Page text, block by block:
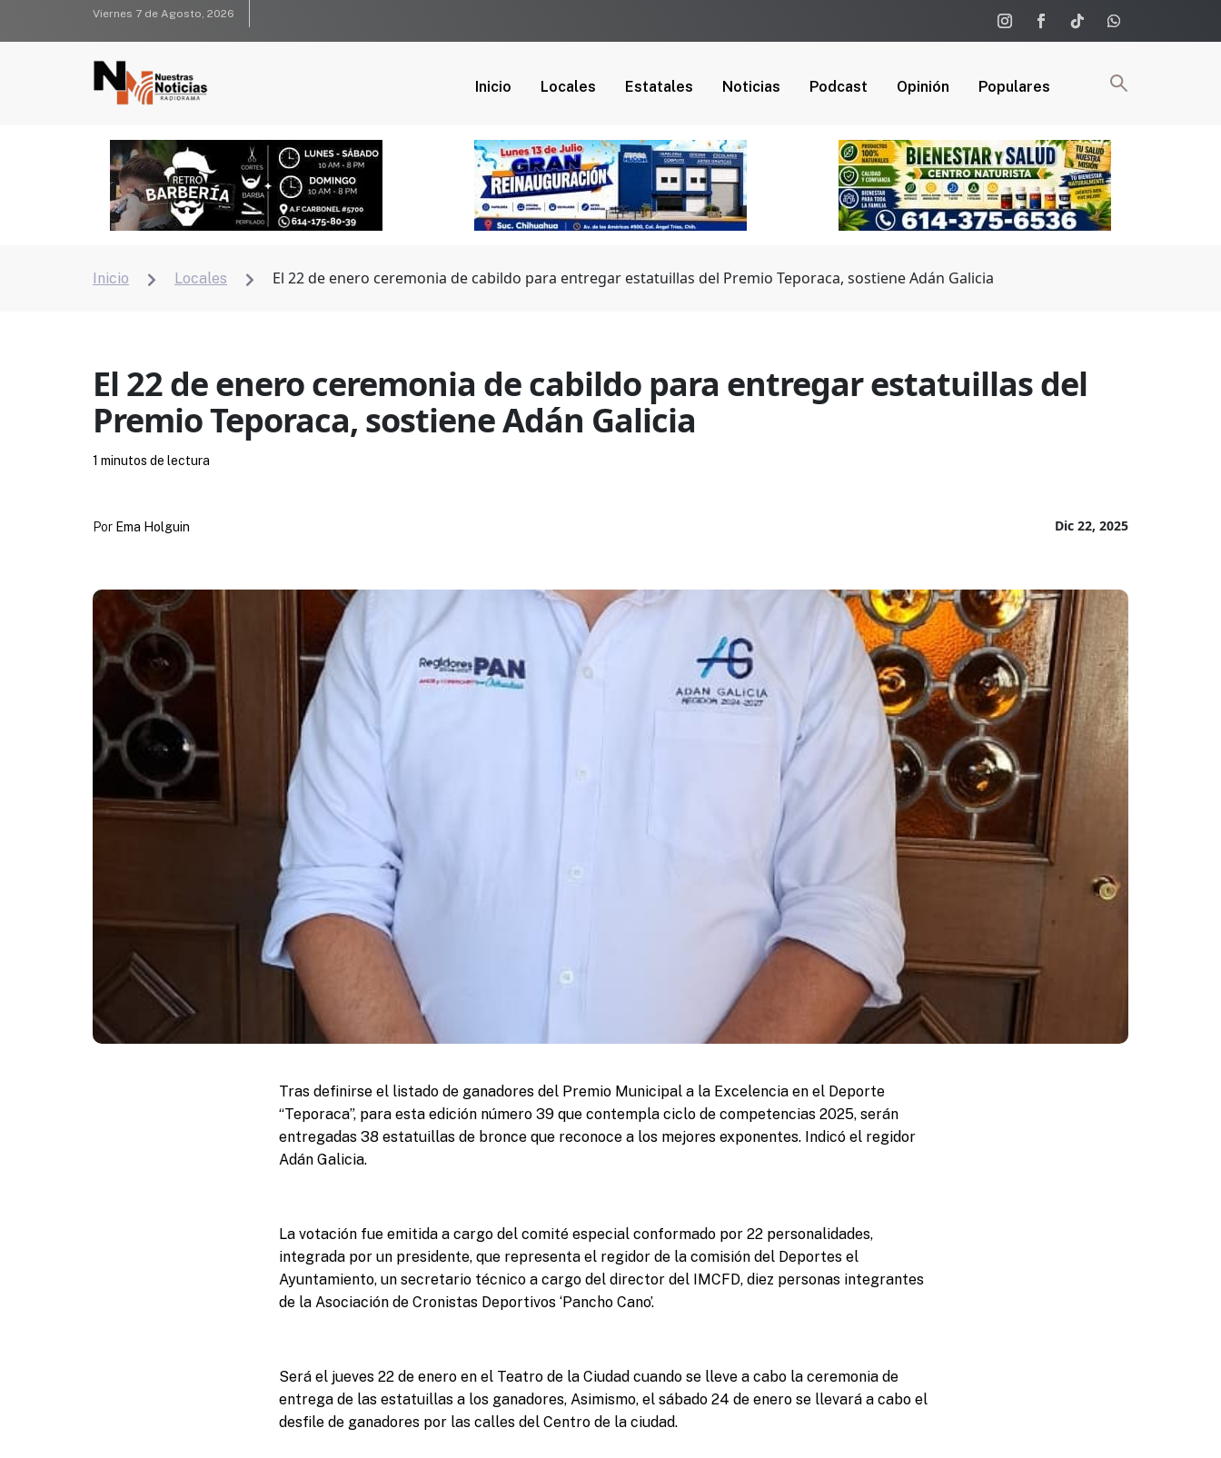
Viernes 7 de Agosto, 2026
Inicio Locales Estatales Noticias Podcast Opinión Populares
Inicio  Locales  El 22 de enero ceremonia de cabildo para entregar estatuillas del Premio Teporaca, sostiene Adán Galicia
El 22 de enero ceremonia de cabildo para entregar estatuillas del
Premio Teporaca, sostiene Adán Galicia
Dic 22, 2025
Por Ema Holguin
1 minutos de lectura
Tras definirse el listado de ganadores del Premio Municipal a la Excelencia en el Deporte
“Teporaca”, para esta edición número 39 que contempla ciclo de competencias 2025, serán
entregadas 38 estatuillas de bronce que reconoce a los mejores exponentes. Indicó el regidor
Adán Galicia.
La votación fue emitida a cargo del comité especial conformado por 22 personalidades,
integrada por un presidente, que representa el regidor de la comisión del Deportes el
Ayuntamiento, un secretario técnico a cargo del director del IMCFD, diez personas integrantes
de la Asociación de Cronistas Deportivos ‘Pancho Cano’.
Será el jueves 22 de enero en el Teatro de la Ciudad cuando se lleve a cabo la ceremonia de
entrega de las estatuillas a los ganadores, Asimismo, el sábado 24 de enero se llevará a cabo el
desfile de ganadores por las calles del Centro de la ciudad.